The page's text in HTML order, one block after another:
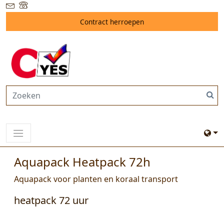
Contract herroepen
Aquapack Heatpack 72h
Aquapack voor planten en koraal transport
heatpack 72 uur